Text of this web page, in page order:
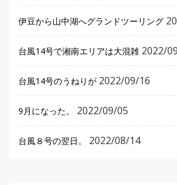
伊豆から山中湖へグランドツーリング
台風14号で湘南エリアは大混雑 2022/
台風14号のうねりが 2022/09/16
9月になった。 2022/09/05
台風８号の翌日。 2022/08/14